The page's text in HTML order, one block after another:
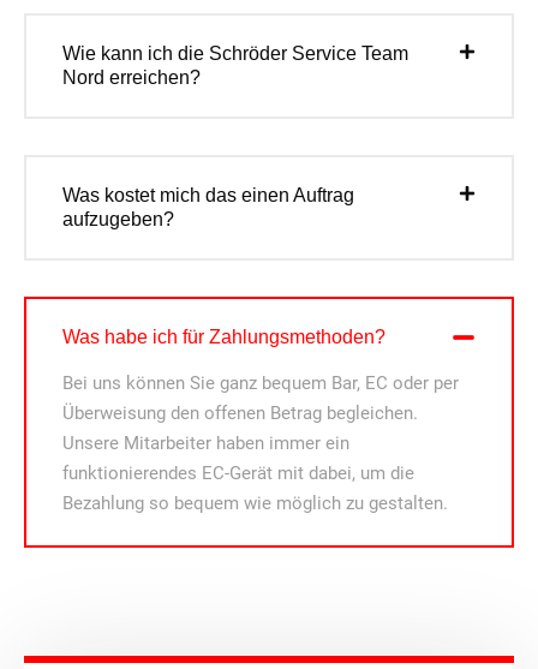
Wie kann ich die Schröder Service Team
Nord erreichen?
Was kostet mich das einen Auftrag
aufzugeben?
Was habe ich für Zahlungsmethoden?
Bei uns können Sie ganz bequem Bar, EC oder per
Überweisung den offenen Betrag begleichen.
Unsere Mitarbeiter haben immer ein
funktionierendes EC-Gerät mit dabei, um die
Bezahlung so bequem wie möglich zu gestalten.